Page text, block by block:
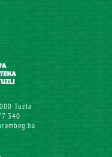
Tuzla
340